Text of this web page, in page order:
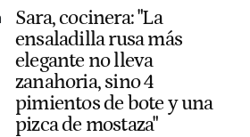
Sara, cocinera: "La
ensaladilla rusa más
elegante no lleva
zanahoria, sino 4
pimientos de bote y una
pizca de mostaza"